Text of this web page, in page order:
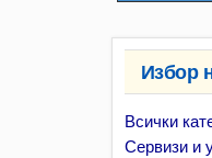
Избор
Всички
Сервизи и